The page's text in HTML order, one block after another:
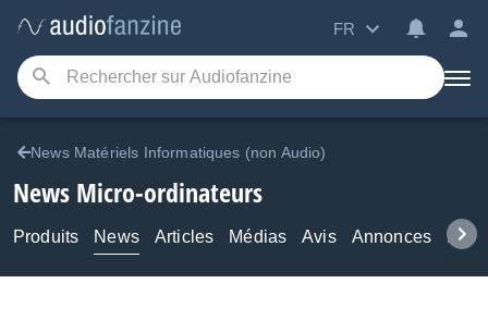
FR
News Matériels Informatiques (non Audio)
News Micro-ordinateurs
Produits News Articles Médias Avis Annonces